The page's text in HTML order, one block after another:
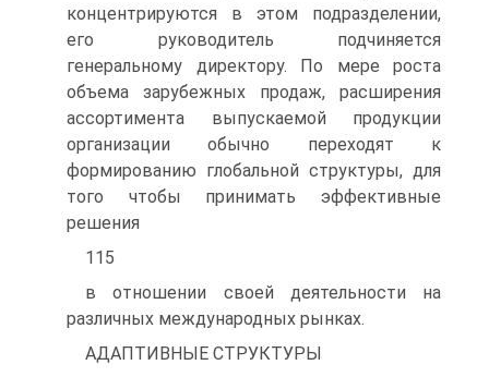
концентрируются в этом подразделении,
его руководитель подчиняется
генеральному директору. По мере роста
объема зарубежных продаж, расширения
ассортимента выпускаемой продукции
организации обычно переходят к
формированию глобальной структуры, для
того чтобы принимать эффективные
решения
115
в отношении своей деятельности на
различных международных рынках.
АДАПТИВНЫЕ СТРУКТУРЫ